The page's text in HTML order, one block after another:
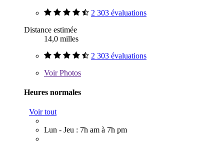
2 303 évaluations
Distance estimée
14,0 milles
2 303 évaluations
VoirPhotos
Heures normales
Voir tout
Lun - Jeu : 7h am à 7h pm